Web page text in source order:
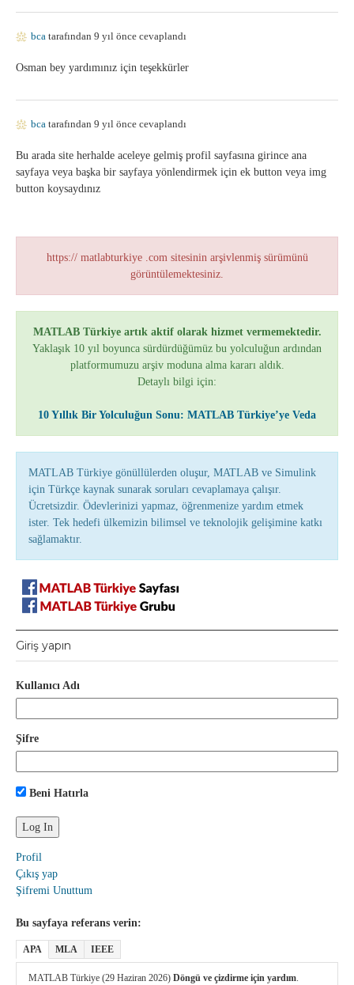
bca tarafından 9 yıl önce cevaplandı
Osman bey yardımınız için teşekkürler
bca tarafından 9 yıl önce cevaplandı
Bu arada site herhalde aceleye gelmiş profil sayfasına girince ana
sayfaya veya başka bir sayfaya yönlendirmek için ek button veya img
button koysaydınız
https:// matlabturkiye .com sitesinin arşivlenmiş sürümünü
görüntülemektesiniz.
MATLAB Türkiye artık aktif olarak hizmet vermemektedir.
Yaklaşık 10 yıl boyunca sürdürdüğümüz bu yolculuğun ardından
platformumuzu arşiv moduna alma kararı aldık.
Detaylı bilgi için:
10 Yıllık Bir Yolculuğun Sonu: MATLAB Türkiye’ye Veda
MATLAB Türkiye gönüllülerden oluşur, MATLAB ve Simulink
için Türkçe kaynak sunarak soruları cevaplamaya çalışır.
Ücretsizdir. Ödevlerinizi yapmaz, öğrenmenize yardım etmek
ister. Tek hedefi ülkemizin bilimsel ve teknolojik gelişimine katkı
sağlamaktır.
Giriş yapın
Kullanıcı Adı
Şifre
Beni Hatırla
Profil
Çıkış yap
Şifremi Unuttum
Bu sayfaya referans verin:
APA MLA IEEE
MATLAB Türkiye (29 Haziran 2026) Döngü ve çizdirme için yardım